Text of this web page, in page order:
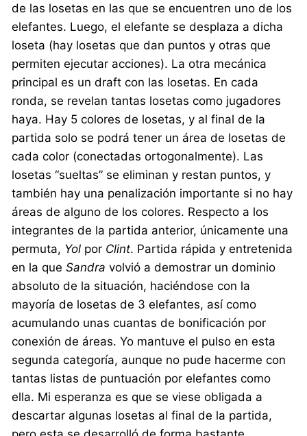
de las losetas en las que se encuentren uno de los
elefantes. Luego, el elefante se desplaza a dicha
loseta (hay losetas que dan puntos y otras que
permiten ejecutar acciones). La otra mecánica
principal es un draft con las losetas. En cada
ronda, se revelan tantas losetas como jugadores
haya. Hay 5 colores de losetas, y al final de la
partida solo se podrá tener un área de losetas de
cada color (conectadas ortogonalmente). Las
losetas “sueltas” se eliminan y restan puntos, y
también hay una penalización importante si no hay
áreas de alguno de los colores. Respecto a los
integrantes de la partida anterior, únicamente una
permuta, Yol por Clint. Partida rápida y entretenida
en la queSandra volvió a demostrar un dominio
absoluto de la situación, haciéndose con la
mayoría de losetas de 3 elefantes, así como
acumulando unas cuantas de bonificación por
conexión de áreas. Yo mantuve el pulso en esta
segunda categoría, aunque no pude hacerme con
tantas listas de puntuación por elefantes como
ella. Mi esperanza es que se viese obligada a
descartar algunas losetas al final de la partida,